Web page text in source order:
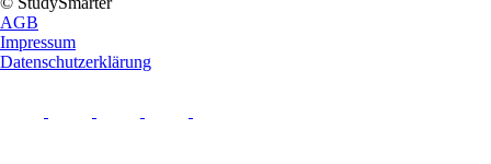
AGB
Impressum
Datenschutzerklärung